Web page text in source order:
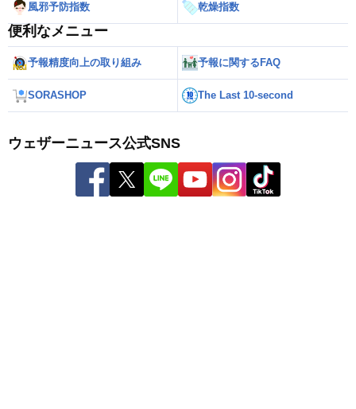
風邪予防指数 乾燥指数
便利なメニュー
予報精度向上の取り組み 予報に関するFAQ
SORASHOP The Last 10-second
ウェザーニュース公式SNS